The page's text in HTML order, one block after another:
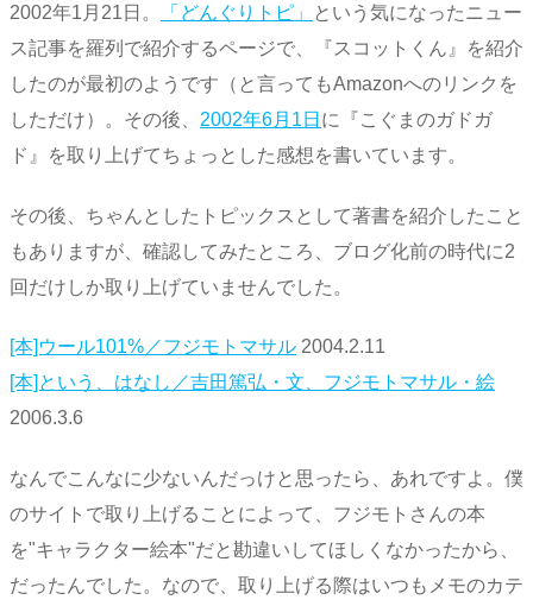
2002年1月21日。
「どんぐりトピ」
という気になったニュー
ス記事を羅列で紹介するページで、『スコットくん』を紹介
したのが最初のようです（と言ってもAmazonへのリンクを
しただけ）。その後、 2002年6月1日 に『こぐまのガドガ
ド』を取り上げてちょっとした感想を書いています。
その後、ちゃんとしたトピックスとして著書を紹介したこと
もありますが、確認してみたところ、ブログ化前の時代に2
回だけしか取り上げていませんでした。
[本]ウール101%／フジモトマサル 2004.2.11
[本]という、はなし／吉田篤弘・文、フジモトマサル・絵
2006.3.6
なんでこんなに少ないんだっけと思ったら、あれですよ。僕
のサイトで取り上げることによって、フジモトさんの本
を"キャラクター絵本"だと勘違いしてほしくなかったから、
だったんでした。なので、取り上げる際はいつもメモのカテ